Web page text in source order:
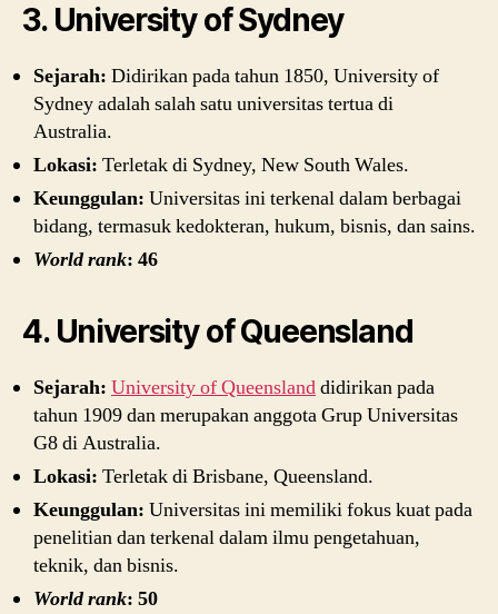
3. University of Sydney
Sejarah: Didirikan pada tahun 1850, University of
Sydney adalah salah satu universitas tertua di
Australia.
Lokasi: Terletak di Sydney, New South Wales.
Keunggulan: Universitas ini terkenal dalam berbagai
bidang, termasuk kedokteran, hukum, bisnis, dan sains.
World rank: 46
4. University of Queensland
Sejarah: University of Queenslanddidirikan pada
tahun 1909 dan merupakan anggota Grup Universitas
G8 di Australia.
Lokasi: Terletak di Brisbane, Queensland.
Keunggulan: Universitas ini memiliki fokus kuat pada
penelitian dan terkenal dalam ilmu pengetahuan,
teknik, dan bisnis.
World rank: 50